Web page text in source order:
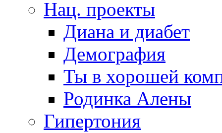
Нац. проекты
Диана и диабет
Демография
Ты в хорошей
Родинка Алены
Гипертония